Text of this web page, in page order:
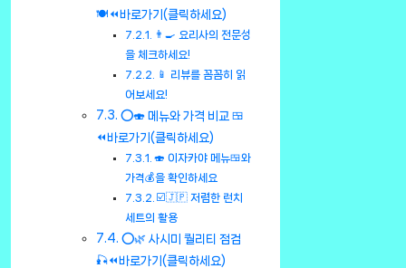
🍽️⏪바로가기(클릭하세요)
👨‍🍳 요리사의 전문성
을 체크하세요!
📱 리뷰를 꼼꼼히 읽
어보세요!
⭕🍣 메뉴와 가격 비교 🍱
⏪바로가기(클릭하세요)
🍣 이자카야 메뉴🍱와
가격💰을 확인하세요
☑️🇯🇵 저렴한 런치
세트의 활용
⭕🌿 사시미 퀄리티 점검
🎣⏪바로가기(클릭하세요)